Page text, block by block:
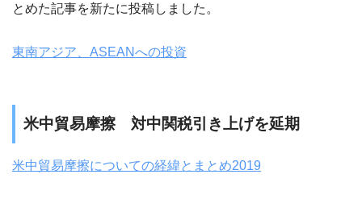
とめた記事を新たに投稿しました。
東南アジア、ASEANへの投資
米中貿易摩擦 対中関税引き上げを延期
米中貿易摩擦についての経緯とまとめ2019